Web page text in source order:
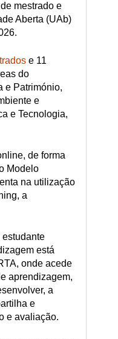
mestrado e
Aberta (UAb)
e 11
do
e Património,
e
e Tecnologia,
de forma
Modelo
na utilização
a
estudante
está
onde acede
aprendizagem,
a
e
e avaliação.